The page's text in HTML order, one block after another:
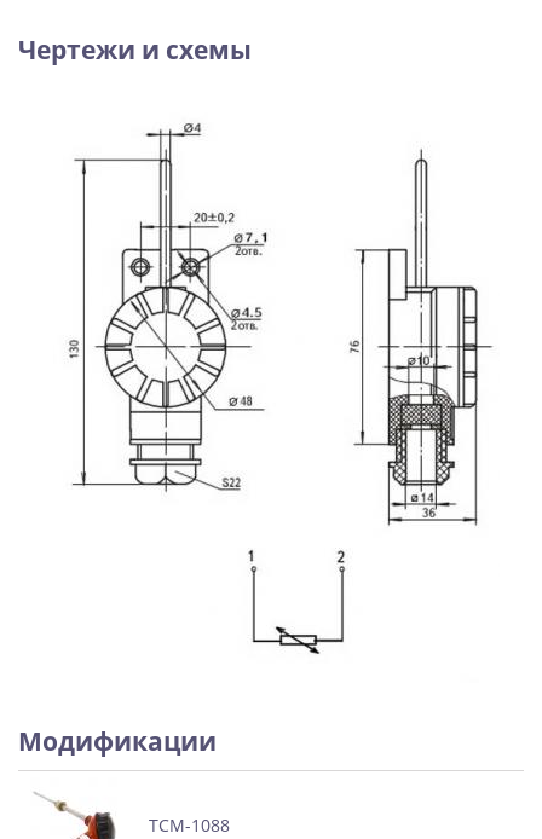
Чертежи и схемы
Модификации
ТСМ-1088